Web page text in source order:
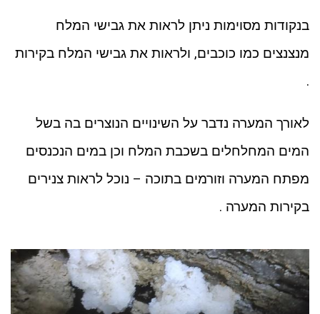
בנקודות מסוימות ניתן לראות את גבישי המלח
מנצנצים כמו כוכבים, ולראות את גבישי המלח בקירות
.
לאורך המערה נדבר על השינויים הנוצרים בה בשל
המים המחלחלים בשכבת המלח וכן במים הנכנסים
מפתח המערה וזורמים בתוכה – נוכל לראות צנירים
בקירות המערה .